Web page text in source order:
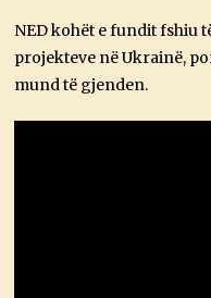
NED kohët e fundit fshiu
projekteve në Ukrainë,
mund të gjenden.